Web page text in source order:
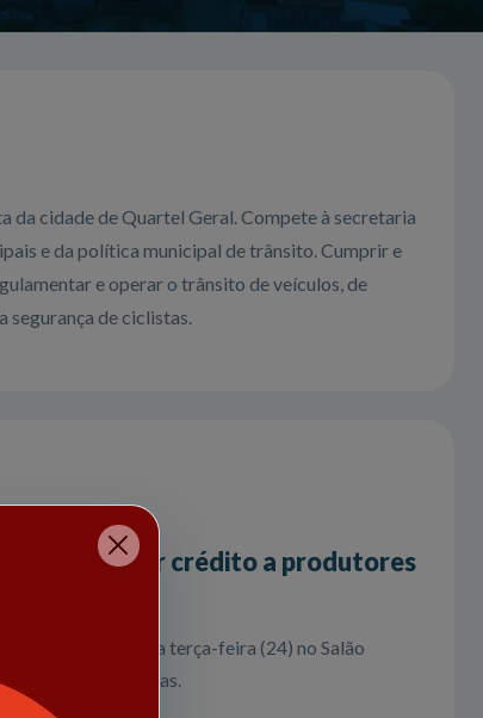
cidade de Quartel Geral. Compete à secretaria
e da política municipal de trânsito. Cumprir e
e operar o trânsito de veículos, de
de ciclistas.
para facilitar crédito a produtores
na última terça-feira (24) no Salão
de crédito facilitadas.